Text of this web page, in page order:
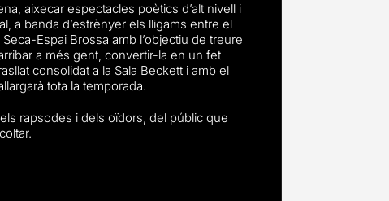
aixecar espectacles poètics d’alt nivell i
a banda d’estrènyer els lligams entre el
Espai Brossa amb l’objectiu de treure
a més gent, convertir-la en un fet
consolidat a la Sala Beckett i amb el
tota la temporada.
rapsodes i dels oïdors, del públic que